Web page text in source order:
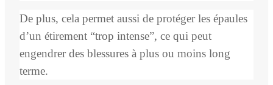
De plus, cela permet aussi de protéger les épaules
d’un étirement “trop intense”, ce qui peut
engendrer des blessures à plus ou moins long
terme.